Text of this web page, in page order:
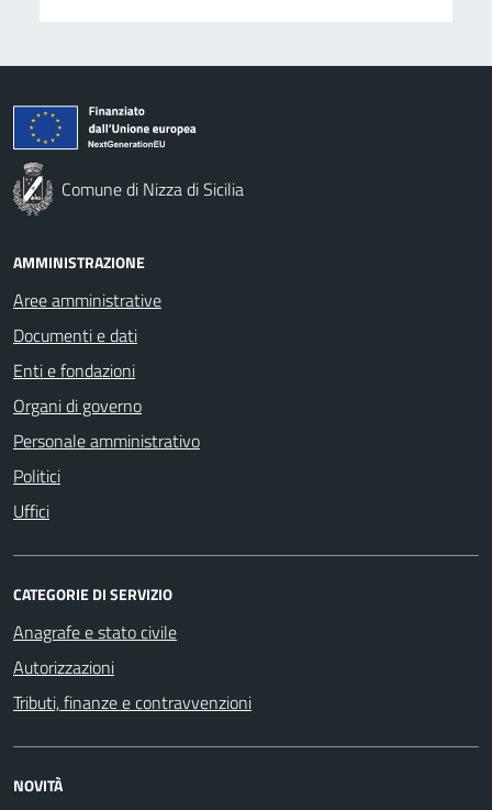
Comune di Nizza di Sicilia
AMMINISTRAZIONE
Aree amministrative
Documenti e dati
Enti e fondazioni
Organi di governo
Personale amministrativo
Politici
Uffici
CATEGORIE DI SERVIZIO
Anagrafe e stato civile
Autorizzazioni
Tributi, finanze e contravvenzioni
NOVITÀ